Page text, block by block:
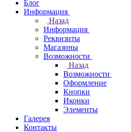
Блог
Информация
Назад
Информация
Реквизиты
Магазины
Возможности
Назад
Возможности
Оформление
Кнопки
Иконки
Элементы
Галерея
Контакты